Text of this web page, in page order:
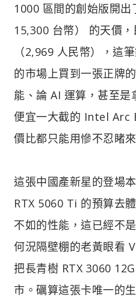
1000 區間的創始版開
15,300 台幣） 的天價
（2,969 人民幣），這
的市場上買到一張正牌
能、論 AI 運算，甚至是
便宜一大截的 Intel Arc
價比都只能用慘不忍睹
這張中國產新星的登場
RTX 5060 Ti 的預算去
不如的性能，這已經不
何況隔壁棚的老黃眼看
把長青樹 RTX 3060
市。礪算這張卡唯一的